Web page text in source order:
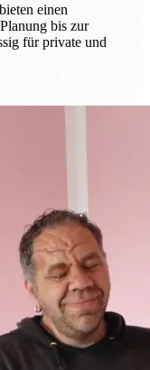
einen
bis zur
für private und